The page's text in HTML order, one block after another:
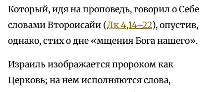
Который, идя на проповедь, говорил о Себе
словами Второисайи (Лк 4,14–22), опустив,
однако, стих о дне «мщения Бога нашего».
Израиль изображается пророком как
Церковь; на нем исполняются слова,